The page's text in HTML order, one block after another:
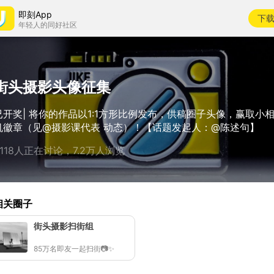
即刻App
年轻人的同好社区
下载
头摄影头像征集
开奖| 将你的作品以1:1方形比例发布，供稿圈子头像，赢取小相
徽章（见@摄影课代表 动态）！【话题发起人：@陈述句】
人正在讨论，7.2万人浏览
关圈子
街头摄影扫街组
85万名即友一起扫街📷✨